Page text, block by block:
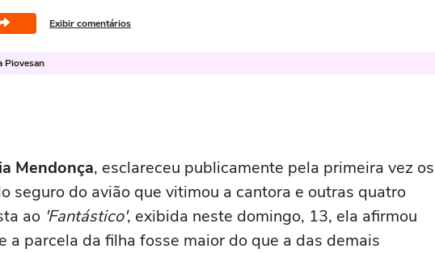
Exibir comentários
Piovesan
Mendonça, esclareceu publicamente pela primeira vez os
seguro do avião que vitimou a cantora e outras quatro
ao Fantástico', exibida neste domingo, 13, ela afirmou
a parcela da filha fosse maior do que a das demais